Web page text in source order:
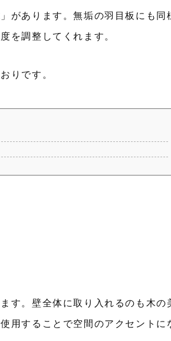
があります。無垢の羽目板にも同
を調整してくれます。
りです。
す。壁全体に取り入れるのも木の
用することで空間のアクセントに